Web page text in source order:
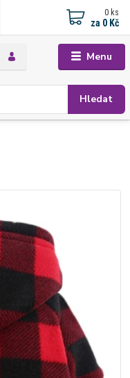
Menu
Hledat
0 ks
za 0 Kč